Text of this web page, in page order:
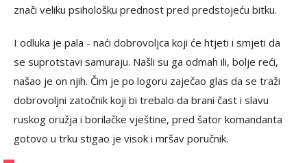
znači veliku psihološku prednost pred predstojeću bitku.
I odluka je pala - naći dobrovoljca koji će htjeti i smjeti da
se suprotstavi samuraju. Našli su ga odmah ili, bolje reći,
našao je on njih. Čim je po logoru zaječao glas da se traži
dobrovoljni zatočnik koji bi trebalo da brani čast i slavu
ruskog oružja i borilačke vještine, pred šator komandanta
gotovo u trku stigao je visok i mršav poručnik.